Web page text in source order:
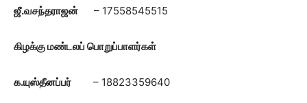
ஜீ.வசந்தராஜன் – 17558545515
கிழக்கு மண்டலப் பொறுப்பாளர்கள்
க.யுஸ்தீனப்பர் – 18823359640